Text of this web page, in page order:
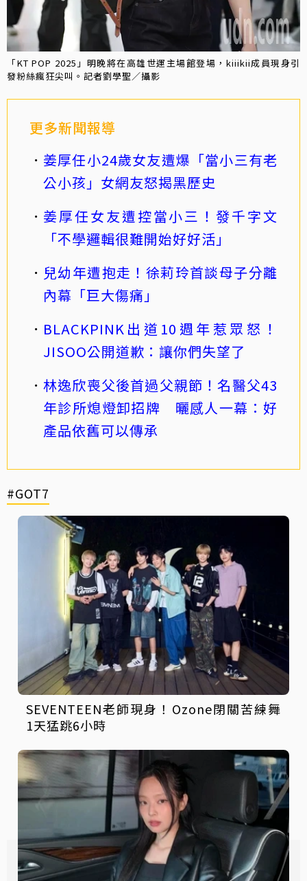
「KT POP 2025」明晚將在高雄世運主場館登場，kiiikii成員現身引
發粉絲瘋狂尖叫。記者劉學聖／攝影
更多新聞報導
姜厚任小24歲女友遭爆「當小三有老
公小孩」女網友怒揭黑歷史
姜厚任女友遭控當小三！發千字文
「不學邏輯很難開始好好活」
兒幼年遭抱走！徐莉玲首談母子分離
內幕「巨大傷痛」
BLACKPINK出道10週年惹眾怒！
JISOO公開道歉：讓你們失望了
林逸欣喪父後首過父親節！名醫父43
年診所熄燈卸招牌 曬感人一幕：好
產品依舊可以傳承
#GOT7
SEVENTEEN老師現身！Ozone閉關苦練舞
1天猛跳6小時